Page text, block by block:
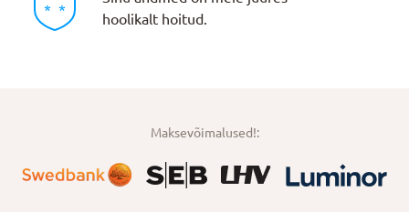
hoolikalt hoitud.
Maksevõimalused!: